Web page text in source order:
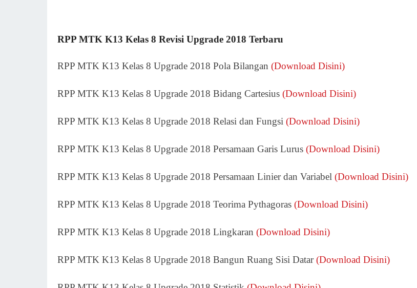
RPP MTK K13 Kelas 8 Revisi Upgrade 2018 Terbaru
RPP MTK K13 Kelas 8 Upgrade 2018 Pola Bilangan (Download Disini)
RPP MTK K13 Kelas 8 Upgrade 2018 Bidang Cartesius (Download Disini)
RPP MTK K13 Kelas 8 Upgrade 2018 Relasi dan Fungsi (Download Disini)
RPP MTK K13 Kelas 8 Upgrade 2018 Persamaan Garis Lurus (Download Disini)
RPP MTK K13 Kelas 8 Upgrade 2018 Persamaan Linier dan Variabel (Download Disini)
RPP MTK K13 Kelas 8 Upgrade 2018 Teorima Pythagoras (Download Disini)
RPP MTK K13 Kelas 8 Upgrade 2018 Lingkaran (Download Disini)
RPP MTK K13 Kelas 8 Upgrade 2018 Bangun Ruang Sisi Datar(Download Disini)